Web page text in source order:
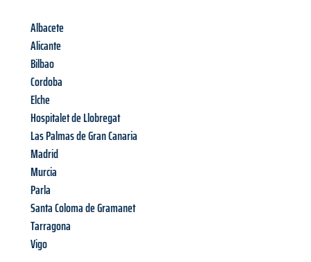
Albacete
Alicante
Bilbao
Cordoba
Elche
Hospitalet de Llobregat
Las Palmas de Gran Canaria
Madrid
Murcia
Parla
Santa Coloma de Gramanet
Tarragona
Vigo